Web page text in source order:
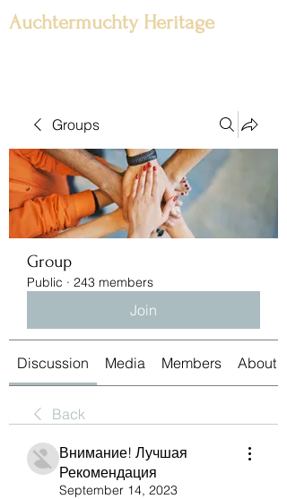
Auchtermuchty Heritage
Groups
Group
Public · 243 members
Join
Discussion Media Members About
Back
Внимание! Лучшая
Рекомендация
September 14, 2023